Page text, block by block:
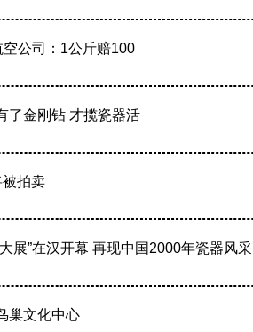
公司：1公斤赔100
了金刚钻 才揽瓷器活
拍卖
展”在汉开幕 再现中国2000年瓷器风采
巢文化中心